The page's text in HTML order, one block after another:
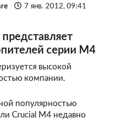
7 янв. 2012, 09:41
серии M4
высокой
компании.
популярностью
Crucial M4 недавно